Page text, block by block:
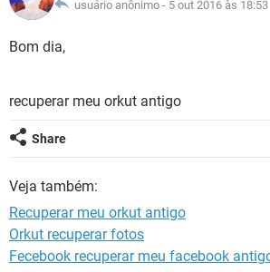
GUIA DE COMPRAS
OUTLOOK EXCEL
INSTAGRAM
CELULAR
OUTLOOK
GLOSSÁRIO
JOGOS
OUTLOOK
INSTAGRAM
usuário anônimo - 5 out 2016 às 18:53
Bom dia,
recuperar meu orkut antigo
Share
Veja também:
Recuperar meu orkut antigo
Orkut recuperar fotos
Fecebook recuperar meu facebook